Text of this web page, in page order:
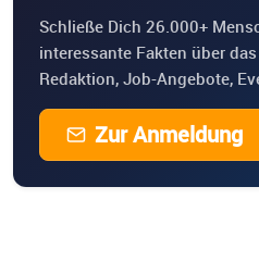
Schließe Dich 26.000+
interessante Fakten über
Redaktion, Job-Angebote,
Zur Anmeldung